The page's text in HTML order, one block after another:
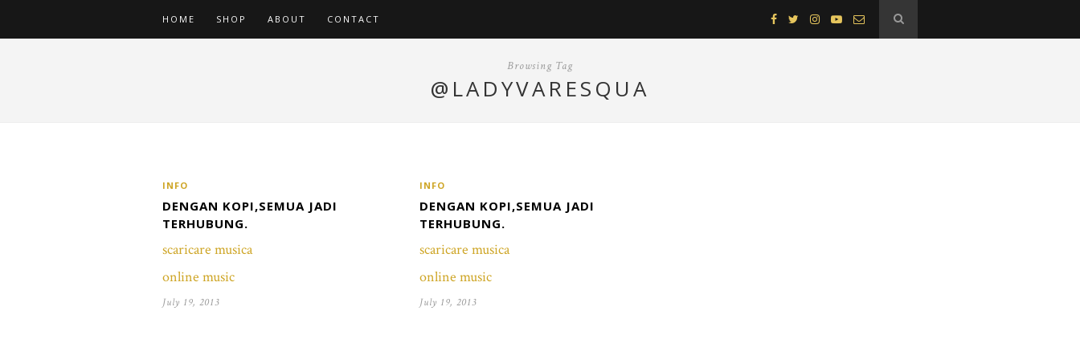
HOME SHOP ABOUT CONTACT
Browsing Tag
@LADYVARESQUA
INFO
DENGAN KOPI,SEMUA JADI
TERHUBUNG.
scaricare musica
online music
July 19, 2013
INFO
DENGAN KOPI,SEMUA JADI
TERHUBUNG.
scaricare musica
online music
July 19, 2013